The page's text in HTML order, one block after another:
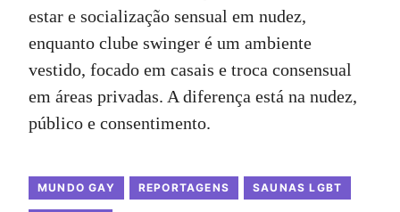
estar e socialização sensual em nudez,
enquanto clube swinger é um ambiente
vestido, focado em casais e troca consensual
em áreas privadas. A diferença está na nudez,
público e consentimento.
MUNDO GAY REPORTAGENS SAUNAS LGBT